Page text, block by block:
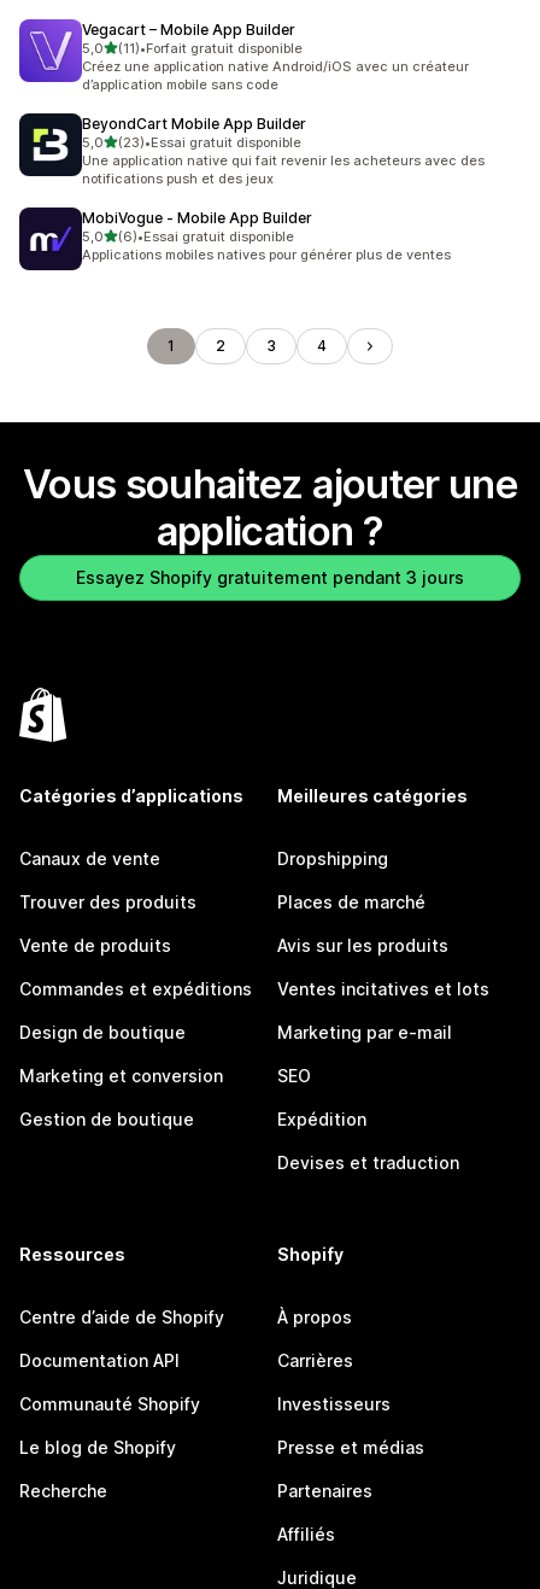
Vegacart – Mobile App Builder
5,0étoile(s) sur 5
(11)
11 avis au total
•Forfait gratuit disponible
Créez une application native Android/iOS avec un créateur
d’application mobile sans code
BeyondCart Mobile App Builder
5,0étoile(s) sur 5
(23)
23 avis au total
•Essai gratuit disponible
Une application native qui fait revenir les acheteurs avec des
notifications push et des jeux
MobiVogue ‑ Mobile App Builder
5,0étoile(s) sur 5
(6)
6 avis au total
•Essai gratuit disponible
Applications mobiles natives pour générer plus de ventes
1 2 3 4
Vous souhaitez ajouter une
application ?
Essayez Shopify gratuitement pendant 3 jours
Catégories d’applications
Canaux de vente
Trouver des produits
Vente de produits
Commandes et expéditions
Design de boutique
Marketing et conversion
Gestion de boutique
Meilleures catégories
Dropshipping
Places de marché
Avis sur les produits
Ventes incitatives et lots
Marketing par e-mail
SEO
Expédition
Devises et traduction
Ressources
Centre d’aide de Shopify
Documentation API
Communauté Shopify
Le blog de Shopify
Recherche
Shopify
À propos
Carrières
Investisseurs
Presse et médias
Partenaires
Affiliés
Juridique